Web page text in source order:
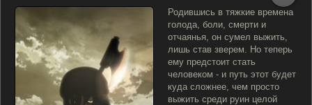
Родившись в тяжкие времена
голода, боли, смерти и
отчаянья, он сумел выжить,
лишь став зверем. Но теперь
ему предстоит стать
человеком - и путь этот будет
куда сложнее, чем просто
выжить среди руин целой